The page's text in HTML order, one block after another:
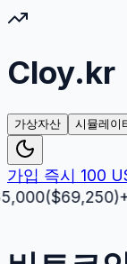
Cloy.kr
가상자산 시뮬레이
가입 즉시 100
($69,250)+1.84